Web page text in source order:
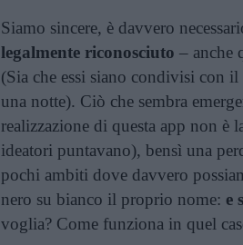
Siamo sincere, è davvero
legalmente riconosciuto – anche
(Sia che essi siano condivisi con
una notte). Ciò che sembra
realizzazione di questa app non è
ideatori puntavano), bensì una
pochi ambiti dove davvero
nero su bianco il proprio nome: e
voglia? Come funziona in quel